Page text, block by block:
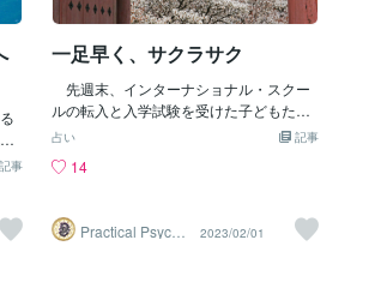
な
記事
一足早く、サクラサク
先週末、インターナショナル・スクー
ルの転入と入学試験を受けた子どもた
ち。うちだけ関東にいるため、受験した
果を受け取りました。”合格おめでとうご
たいことにきょうだいで、無事に合格を
果たしましたぜ。よっしゃ〜子どもたち
記事
占い
14
Practical Psycho 2023/02/01